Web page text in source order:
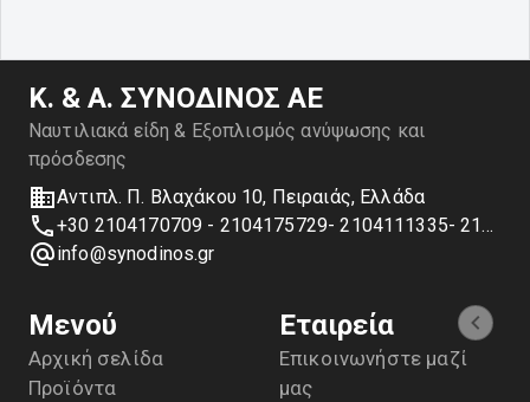
Κ. & Α. ΣΥΝΟΔΙΝΟΣ ΑΕ
Ναυτιλιακά είδη & Εξοπλισμός ανύψωσης και
πρόσδεσης
Αντιπλ. Π. Βλαχάκου 10, Πειραιάς, Ελλάδα
+30 2104170709 - 2104175729- 2104111335- 2104127501
info@synodinos.gr
Μενού
Αρχική σελίδα
Προϊόντα
Εταιρεία
Επικοινωνήστε μαζί
μας